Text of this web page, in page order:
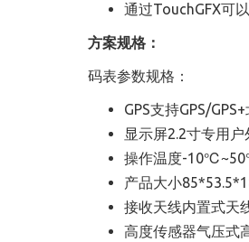
通过TouchGFX可
方案规格：
码表参数规格：
GPS支持GPS/
显示屏2.2寸专用
操作温度-10℃~50
产品大小
接收天线内置式天
高度传感器气压式